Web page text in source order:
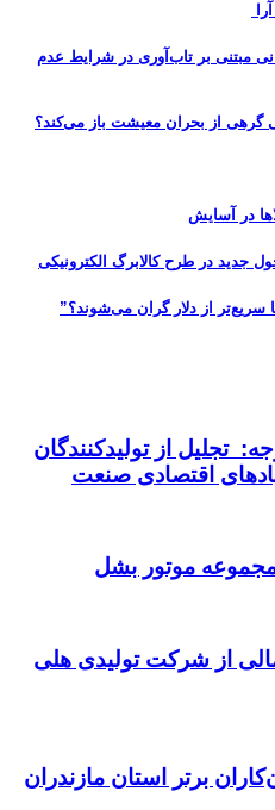
مبتنی بر تاب‌آوری در شرایط عدم
در آسایش
از دلار گران می‌شوند؟”
تجلیل از تولیدکنندگان
اقتصادی صنعت
مجموعه موتور بشل
از شرکت تولیدی هلی
برتر استان مازندران